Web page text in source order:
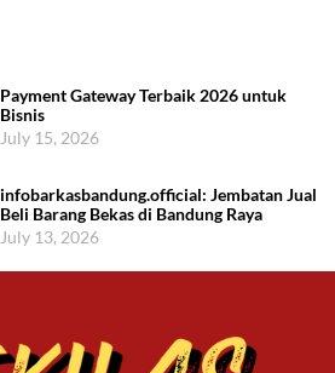
Payment Gateway Terbaik 2026 untuk
Bisnis
July 15, 2026
infobarkasbandung.official: Jembatan Jual
Beli Barang Bekas di Bandung Raya
July 13, 2026